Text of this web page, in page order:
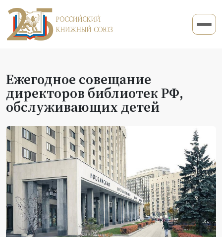
Ежегодное совещание
директоров библиотек РФ,
обслуживающих детей